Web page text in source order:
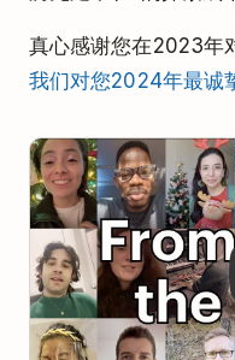
真心感谢您在2023年
我们对您2024年最诚
Play